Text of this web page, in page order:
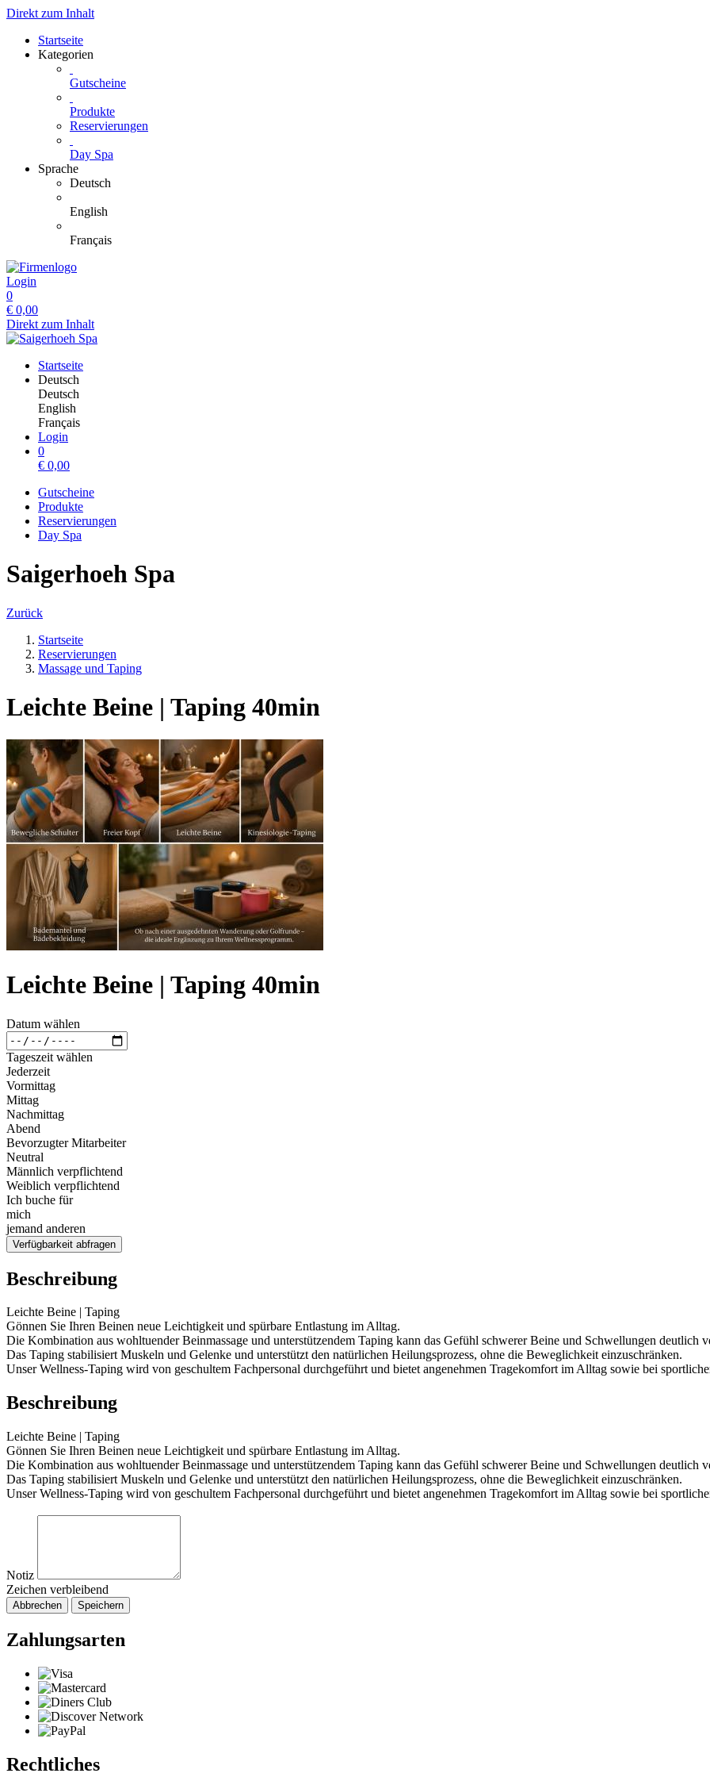
Direkt zum Inhalt
Startseite
Kategorien
Gutscheine
Produkte
Reservierungen
Day Spa
Sprache
Deutsch
English
Français
Login
0
€ 0,00
Direkt zum Inhalt
Startseite
Deutsch
Deutsch
English
Français
Login
0
€ 0,00
Gutscheine
Produkte
Reservierungen
Day Spa
Saigerhoeh Spa
Zurück
Startseite
Reservierungen
Massage und Taping
Leichte Beine | Taping 40min
Leichte Beine | Taping 40min
Datum wählen
Tageszeit wählen
Jederzeit
Vormittag
Mittag
Nachmittag
Abend
Bevorzugter Mitarbeiter
Neutral
Männlich verpflichtend
Weiblich verpflichtend
Ich buche für
mich
jemand anderen
Verfügbarkeit abfragen
Beschreibung
Leichte Beine | Taping
Gönnen Sie Ihren Beinen neue Leichtigkeit und spürbare Entlastung im Alltag.
Die Kombination aus wohltuender Beinmassage und unterstützendem Taping kann das Gefühl schwerer Beine und Schwellungen deutlich
Das Taping stabilisiert Muskeln und Gelenke und unterstützt den natürlichen Heilungsprozess, ohne die Beweglichkeit einzuschränken.
Unser Wellness-Taping wird von geschultem Fachpersonal durchgeführt und bietet angenehmen Tragekomfort im Alltag sowie bei
Beschreibung
Leichte Beine | Taping
Gönnen Sie Ihren Beinen neue Leichtigkeit und spürbare Entlastung im Alltag.
Die Kombination aus wohltuender Beinmassage und unterstützendem Taping kann das Gefühl schwerer Beine und Schwellungen deutlich
Das Taping stabilisiert Muskeln und Gelenke und unterstützt den natürlichen Heilungsprozess, ohne die Beweglichkeit einzuschränken.
Unser Wellness-Taping wird von geschultem Fachpersonal durchgeführt und bietet angenehmen Tragekomfort im Alltag sowie bei
Notiz
Zeichen verbleibend
Abbrechen Speichern
Zahlungsarten
Rechtliches